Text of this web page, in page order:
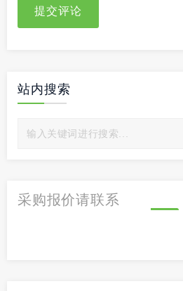
提交评论
站内搜索
采购报价请联系